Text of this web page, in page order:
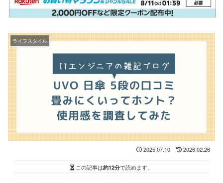
ライフスタイル
2025.07.10 2026.02.26
この記事は約12分で読めます。